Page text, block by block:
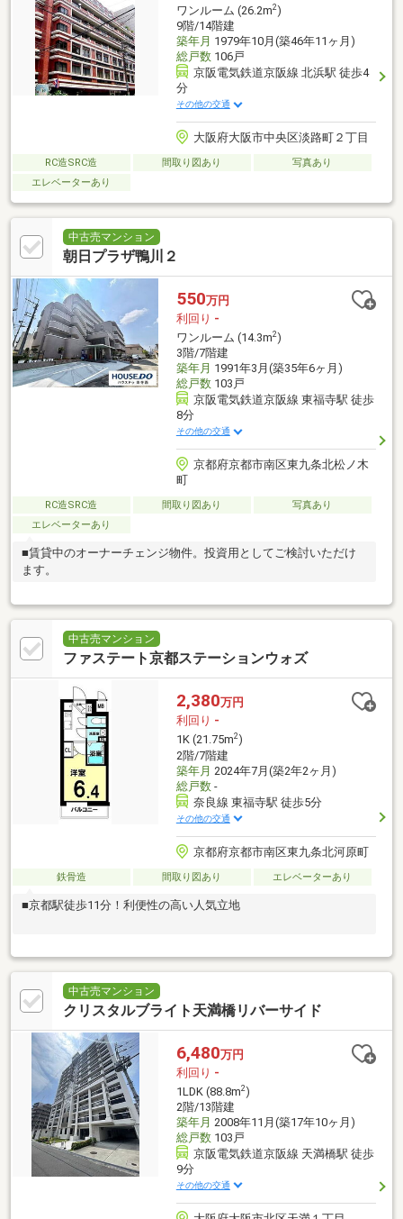
ワンルーム (26.2m2)
9階/14階建
築年月 1979年10月(築46年11ヶ月)
総戸数106戸
京阪電気鉄道京阪線 北浜駅 徒歩4
分
その他の交通
大阪府大阪市中央区淡路町２丁目
RC造SRC造 間取り図あり
写真あり
エレベーターあり
中古売マンション
朝日プラザ鴨川２
550万円
利回り -
ワンルーム (14.3m2)
3階/7階建
築年月 1991年3月(築35年6ヶ月)
総戸数103戸
京阪電気鉄道京阪線 東福寺駅 徒歩
8分
その他の交通
京都府京都市南区東九条北松ノ木
町
RC造SRC造 間取り図あり
写真あり
エレベーターあり
■賃貸中のオーナーチェンジ物件。投資用としてご検討いただけ
ます。
中古売マンション
ファステート京都ステーションウォズ
2,380万円
利回り -
1K (21.75m2)
2階/7階建
築年月 2024年7月(築2年2ヶ月)
総戸数-
奈良線 東福寺駅 徒歩5分
その他の交通
京都府京都市南区東九条北河原町
鉄骨造 間取り図あり エレベーターあり
■京都駅徒歩11分！利便性の高い人気立地
中古売マンション
クリスタルブライト天満橋リバーサイド
6,480万円
利回り -
1LDK (88.8m2)
2階/13階建
築年月 2008年11月(築17年10ヶ月)
総戸数103戸
京阪電気鉄道京阪線 天満橋駅 徒歩
9分
その他の交通